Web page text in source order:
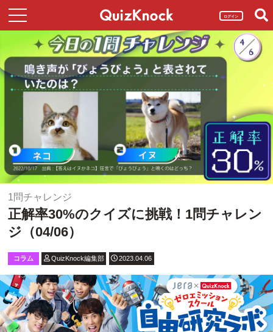
ログイン
1問チャレンジ
正解率30%のクイズに挑戦！1問チャレン
ジ（04/06）
コラム QuizKnock編集部 2023.04.06